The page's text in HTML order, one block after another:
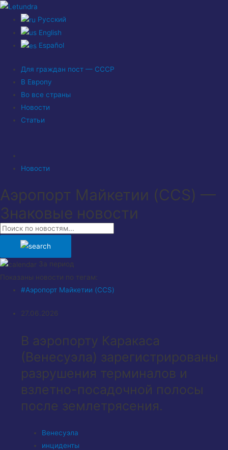
Русский
English
Español
Для граждан пост — СССР
В Европу
Во все страны
Новости
Статьи
Новости
Аэропорт Майкетии (CCS) —
Знаковые новости
За период
Показаны новости по тегам:
#Аэропорт Майкетии (CCS)
27.06.2026
В аэропорту Каракаса
(Венесуэла) зарегистрированы
разрушения терминалов и
взлетно-посадочной полосы
после землетрясения.
Венесуэла
инциденты